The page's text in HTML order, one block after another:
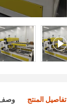
تفاصيل المنتج وصف